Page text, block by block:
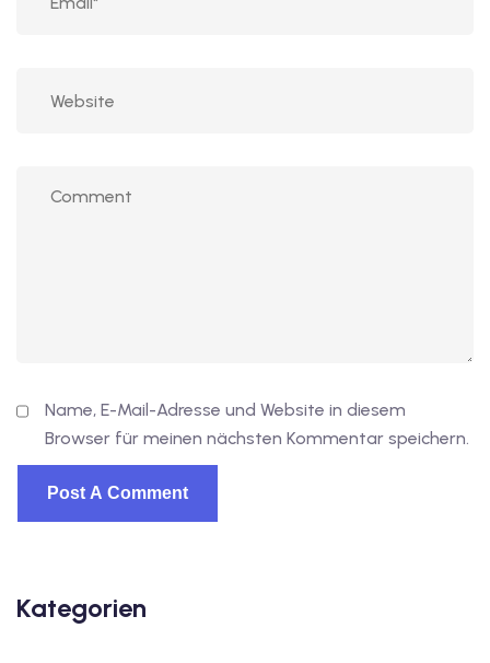
Name, E-Mail-Adresse und Website in diesem
Browser für meinen nächsten Kommentar speichern.
Kategorien